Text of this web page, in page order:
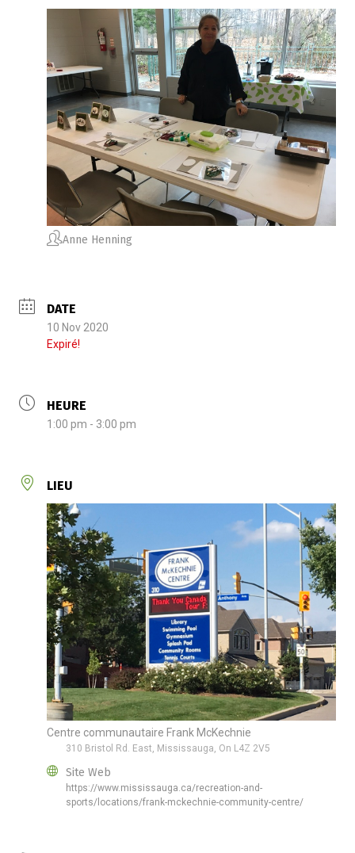
Anne Henning
DATE
10 Nov 2020
Expiré!
HEURE
1:00 pm - 3:00 pm
LIEU
Centre communautaire Frank McKechnie
310 Bristol Rd. East, Mississauga, On L4Z 2V5
Site Web
https://www.mississauga.ca/recreation-and-
sports/locations/frank-mckechnie-community-centre/